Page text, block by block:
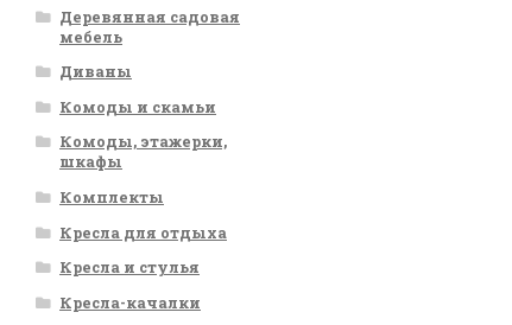
Деревянная садовая
мебель
Диваны
Комоды и скамьи
Комоды, этажерки,
шкафы
Комплекты
Кресла для отдыха
Кресла и стулья
Кресла-качалки